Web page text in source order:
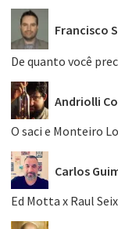
Francisco
De quanto você
Andriolli
O saci e Monteiro
Carlos
Ed Motta x Raul